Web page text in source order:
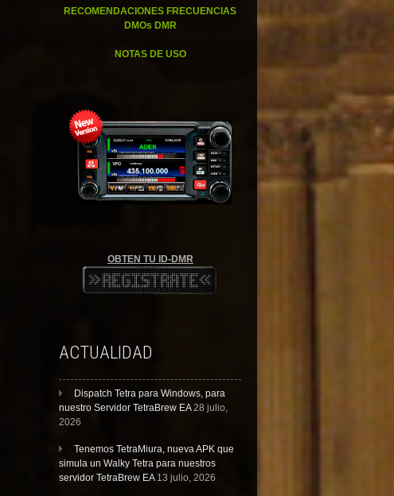
RECOMENDACIONES FRECUENCIAS
DMOs DMR
NOTAS DE USO
OBTEN TU ID-DMR
ACTUALIDAD
Dispatch Tetra para Windows, para
nuestro Servidor TetraBrew EA 28 julio,
2026
Tenemos TetraMiura, nueva APK que
simula un Walky Tetra para nuestros
servidor TetraBrew EA 13 julio, 2026